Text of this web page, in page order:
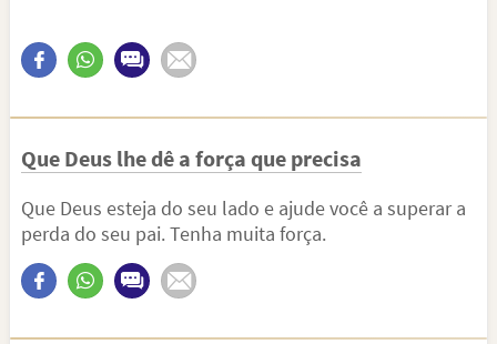
Que Deus lhe dê a força que precisa
Que Deus esteja do seu lado e ajude você a superar a
perda do seu pai. Tenha muita força.